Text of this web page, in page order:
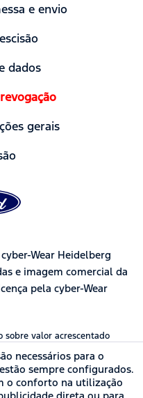
e envio
dados
gerais
Wear Heidelberg
e imagem comercial da
pela cyber-Wear
sobre valor acrescentado
necessários para o
sempre configurados.
o conforto na utilização